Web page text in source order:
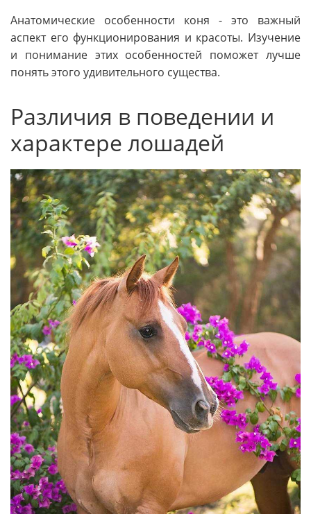
Анатомические особенности коня - это важный
аспект его функционирования и красоты. Изучение
и понимание этих особенностей поможет лучше
понять этого удивительного существа.
Различия в поведении и
характере лошадей